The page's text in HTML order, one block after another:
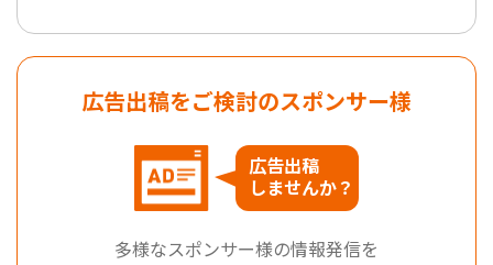
広告出稿をご検討のスポンサー様
広告出稿
しませんか？
多様なスポンサー様の情報発信を